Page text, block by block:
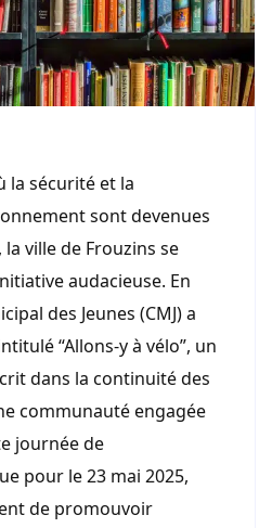
la sécurité et la
sont devenues
ville de Frouzins se
audacieuse. En
des Jeunes (CMJ) a
“Allons-y à vélo”, un
dans la continuité des
communauté engagée
journée de
pour le 23 mai 2025,
de promouvoir